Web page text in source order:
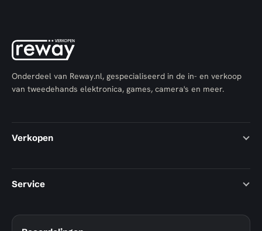
Onderdeel van Reway.nl, gespecialiseerd in de in- en verkoop
van tweedehands elektronica, games, camera's en meer.
Verkopen
Service